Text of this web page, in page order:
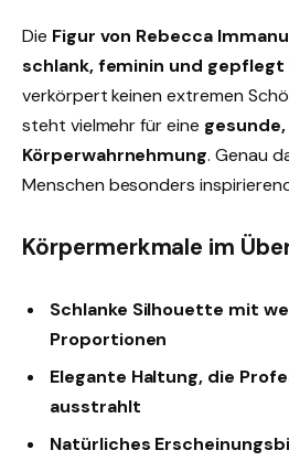
Die Figur von Rebecca
schlank, feminin und gepflegt
verkörpert keinen extremen
steht vielmehr für eine
Körperwahrnehmung. Genau
Menschen besonders
Körpermerkmale im
Schlanke Silhouette mit
Proportionen
Elegante Haltung, die
ausstrahlt
Natürliches